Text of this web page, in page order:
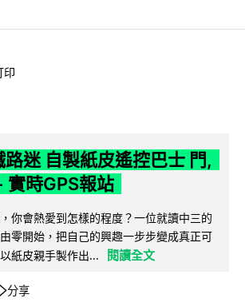
印
路迷 自製紙皮遙控巴士 門,
實時GPS報站
你會熱愛到怎樣的程度？一位就讀中三的
零開始，把自己的興趣一步步變成真正可
紙皮親手製作出...
閱讀全文
分享